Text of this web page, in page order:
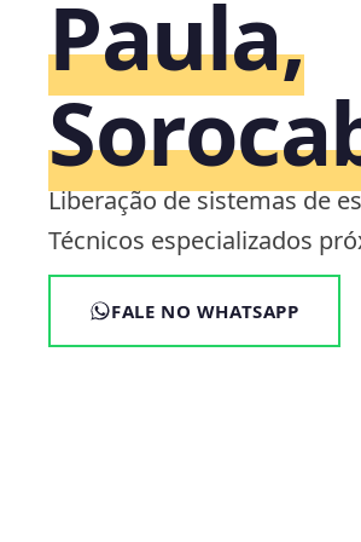
Paula,
Liberação de sistemas de
Técnicos especializados
FALE NO WHATSAPP